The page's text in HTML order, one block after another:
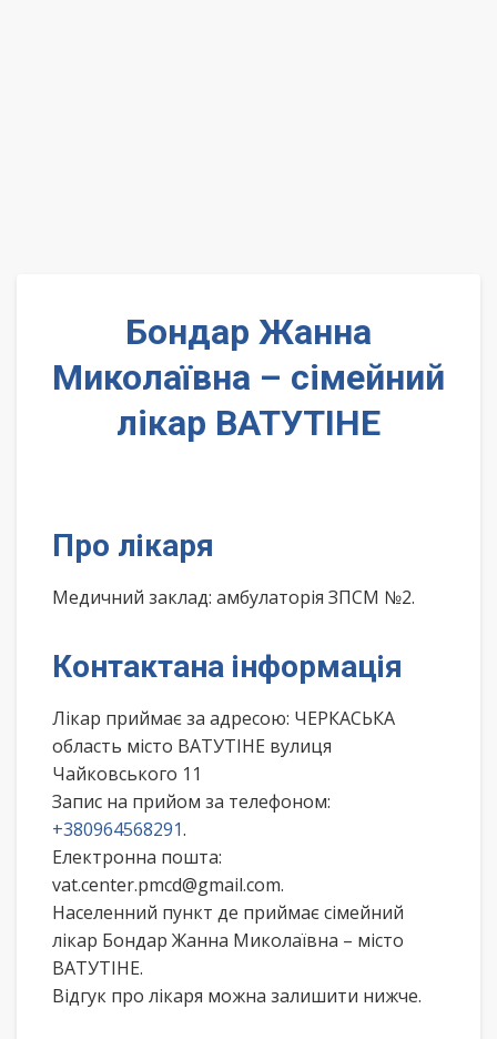
Бондар Жанна
Миколаївна – сімейний
лікар ВАТУТІНЕ
Про лікаря
Медичний заклад: амбулаторія ЗПСМ №2.
Контактана інформація
Лікар приймає за адресою: ЧЕРКАСЬКА
область місто ВАТУТІНЕ вулиця
Чайковського 11
Запис на прийом за телефоном:
+380964568291.
Електронна пошта:
vat.center.pmcd@gmail.com.
Населенний пункт де приймає сімейний
лікар Бондар Жанна Миколаївна – місто
ВАТУТІНЕ.
Відгук про лікаря можна залишити нижче.